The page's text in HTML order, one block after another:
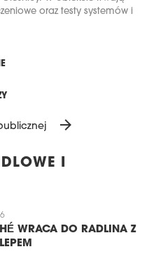
oraz testy systemów i
arrow_forward
I
WRACA DO RADLINA Z